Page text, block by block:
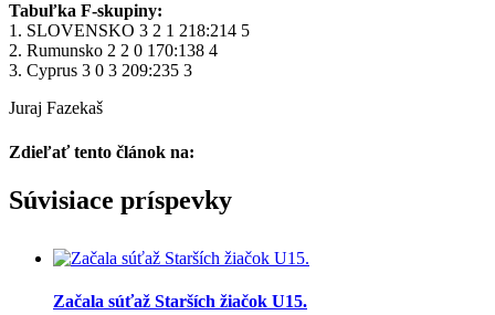
Tabuľka F-skupiny:
1. SLOVENSKO 3 2 1 218:214 5
2. Rumunsko 2 2 0 170:138 4
3. Cyprus 3 0 3 209:235 3
Juraj Fazekaš
Zdieľať tento článok na:
Facebook
Twitter
Súvisiace príspevky
Začala súťaž Starších žiačok U15.